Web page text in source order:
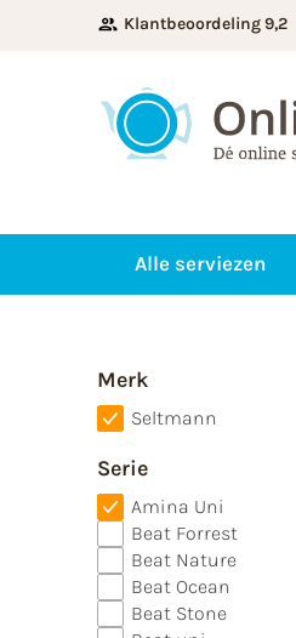
Klantbeoordeling 9,2
Alle serviezen
Merk
Seltmann
Serie
Amina Uni
Beat Forrest
Beat Nature
Beat Ocean
Beat Stone